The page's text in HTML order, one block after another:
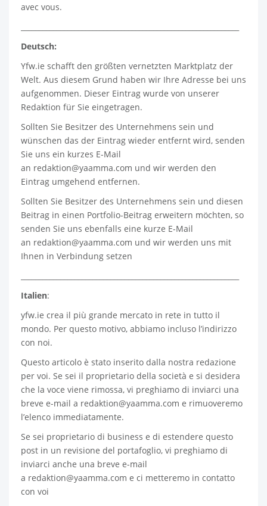
avec vous.
Deutsch:
Yfw.ie schafft den größten vernetzten Marktplatz der
Welt. Aus diesem Grund haben wir Ihre Adresse bei uns
aufgenommen. Dieser Eintrag wurde von unserer
Redaktion für Sie eingetragen.
Sollten Sie Besitzer des Unternehmens sein und
wünschen das der Eintrag wieder entfernt wird, senden
Sie uns ein kurzes E-Mail
an redaktion@yaamma.com und wir werden den
Eintrag umgehend entfernen.
Sollten Sie Besitzer des Unternehmens sein und diesen
Beitrag in einen Portfolio-Beitrag erweitern möchten, so
senden Sie uns ebenfalls eine kurze E-Mail
an redaktion@yaamma.com und wir werden uns mit
Ihnen in Verbindung setzen
Italien:
yfw.ie crea il più grande mercato in rete in tutto il
mondo. Per questo motivo, abbiamo incluso l’indirizzo
con noi.
Questo articolo è stato inserito dalla nostra redazione
per voi. Se sei il proprietario della società e si desidera
che la voce viene rimossa, vi preghiamo di inviarci una
breve e-mail a redaktion@yaamma.com e rimuoveremo
l’elenco immediatamente.
Se sei proprietario di business e di estendere questo
post in un revisione del portafoglio, vi preghiamo di
inviarci anche una breve e-mail
a redaktion@yaamma.com e ci metteremo in contatto
con voi